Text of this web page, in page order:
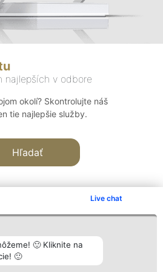
Live chat
🙂 Kliknite na
🙂
najlepších v odbore
okolí? Skontrolujte náš
tie najlepšie služby.
Hľadať
Hodnotenie
Laureáti
Lista
Kontakt
Kontakt